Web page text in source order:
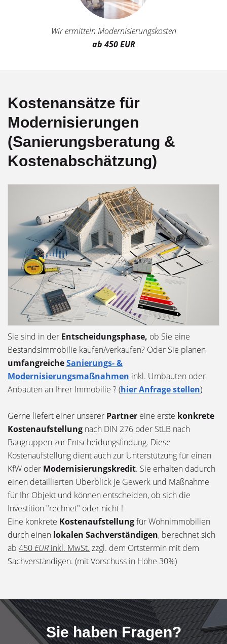
Wir ermitteln Modernisierungskosten
ab 450 EUR
Kostenansätze für
Modernisierungen
(Sanierungsberatung &
Kostenabschätzung)
Sie sind in der Entscheidungsphase, ob Sie eine
Bestandsimmobilie kaufen/verkaufen? Oder Sie planen
umfangreicheSanierungs- &
Modernisierungsmaßnahmen inkl. Umbauten oder
Anbauten an Ihrer Immobilie ? (hier Anfrage stellen)
Gerne liefert einer unserer Partner eine erste konkrete
Kostenaufstellung nach DIN 276 oder StLB nach
Baugruppen zur Entscheidungsfindung. Diese
Kostenaufstellung dient auch zur Unterstützung für einen
KfW oder Modernisierungskredit. Sie erhalten dadurch
einen detaillierten Überblick je Gewerk und Maßnahme
für Ihr Objekt und können entscheiden, ob sich die
Investition "rechnet" oder nicht !
Eine konkrete Kostenaufstellungfür Wohnimmobilien
durch einen lokalen Sachverständigen, berechnet sich
ab 450 EUR inkl. MwSt. zzgl. dem Ortstermin mit dem
Sachverständigen. (mit Vorschuss in Höhe 30%)
Sie haben Fragen?